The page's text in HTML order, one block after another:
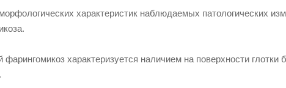
характеристик наблюдаемых патологических
характеризуется наличием на поверхности глотки